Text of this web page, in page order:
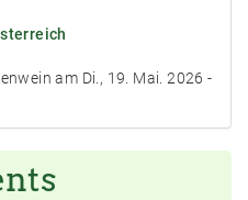
am Di., 19. Mai. 2026 -